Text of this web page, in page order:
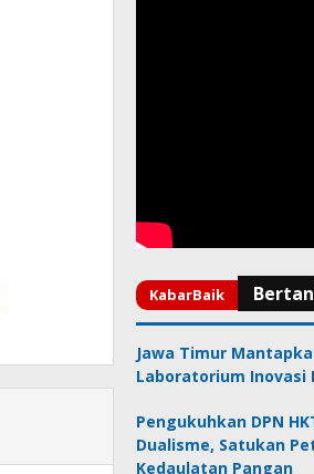
Jawa Timur
Laboratorium Inovasi
Pengukuhkan DPN
Dualisme, Satukan
Kedaulatan Pangan